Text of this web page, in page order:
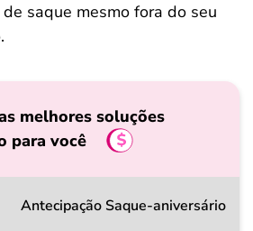
saque mesmo fora do seu
melhores soluções
para você
Antecipação Saque-aniversário